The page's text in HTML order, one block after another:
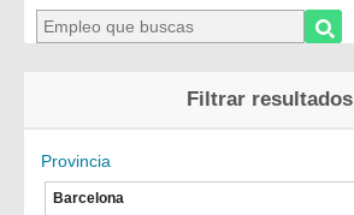
Filtrar resultados
Provincia
Barcelona